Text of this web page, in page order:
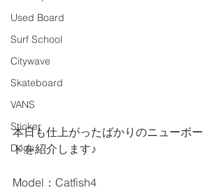
Used Board
Surf School
Citywave
Skateboard
VANS
Sticker
Dogs
本日も仕上がったばかりのニューボー
ドを紹介します♪
Model：Catfish4